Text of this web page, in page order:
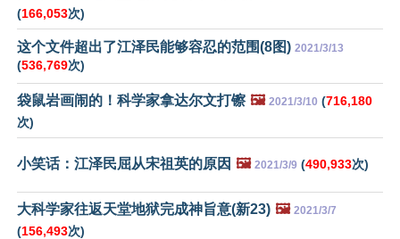
(166,053次)
这个文件超出了江泽民能够容忍的范围(8图) 2021/3/13
(536,769次)
袋鼠岩画闹的！科学家拿达尔文打镲 🖼️ 2021/3/10 (716,180
次)
小笑话：江泽民屈从宋祖英的原因 🖼️ 2021/3/9 (490,933次)
大科学家往返天堂地狱完成神旨意(新23) 🖼️ 2021/3/7
(156,493次)